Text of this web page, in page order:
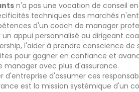
n'a pas une vocation de conseil
techniques des marchés
d'un coach de manager
appui personnalisé au dirigeant
l'aider à prendre conscience de
pour gagner en confiance et
avec plus d'assurance.
d'entreprise d'assumer ces
est la mission systémique d'un